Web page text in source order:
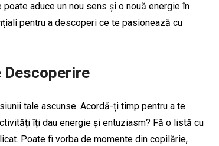
aduce un nou sens și o nouă energie în
pentru a descoperi ce te pasionează cu
tale ascunse. Acordă-ți timp pentru a te
îți dau energie și entuziasm? Fă o listă cu
Poate fi vorba de momente din copilărie,